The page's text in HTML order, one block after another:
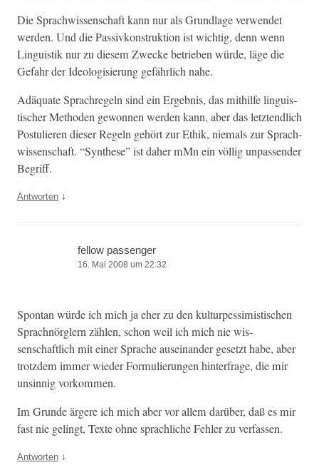
Die Sprach­wis­senschaft kann nur als Grund­lage ver­wen­det
wer­den. Und die Pas­sivkon­struk­tion ist wichtig, denn wenn
Lin­guis­tik nur zu diesem Zwecke betrieben würde, läge die
Gefahr der Ide­ol­o­gisierung gefährlich nahe.
Adäquate Sprachregeln sind ein Ergeb­nis, das mith­il­fe lin­guis­
tis­ch­er Meth­o­d­en gewon­nen wer­den kann, aber das let­z­tendlich
Pos­tulieren dieser Regeln gehört zur Ethik, niemals zur Sprach­
wis­senschaft. “Syn­these” ist daher mMn ein völ­lig unpassender
Begriff.
Antworten ↓
fellow passenger
16. Mai 2008 um 22:32
Spon­tan würde ich mich ja eher zu den kul­turpes­simistis­chen
Sprach­nör­glern zählen, schon weil ich mich nie wis­
senschaftlich mit ein­er Sprache auseinan­der geset­zt habe, aber
trotz­dem immer wieder For­mulierun­gen hin­ter­frage, die mir
unsin­nig vorkommen.
Im Grunde ärg­ere ich mich aber vor allem darüber, daß es mir
fast nie gelingt, Texte ohne sprach­liche Fehler zu verfassen.
Antworten ↓